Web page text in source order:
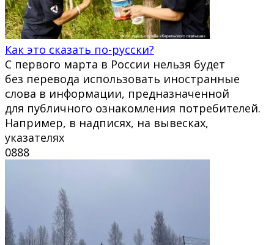
Как это сказать по-русски?
С первого марта в России нельзя будет
без перевода использовать иностранные
слова в информации, предназначенной
для публичного ознакомления потребителей.
Например, в надписях, на вывесках,
указателях
0888